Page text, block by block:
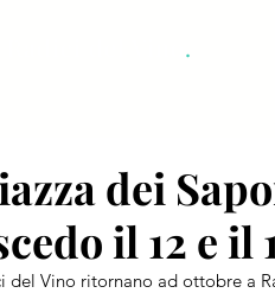
.
dei
il 12 e il
del Vino ritornano ad ottobre a